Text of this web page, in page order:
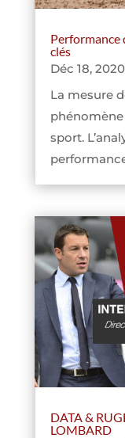
Performance
clés
Déc 18, 2020
La mesure
sport.
DATA &
LOMBARD